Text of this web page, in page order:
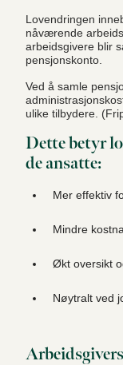
Lovendringen
nåværende
arbeidsgivere blir
pensjonskonto.
Ved å samle
ulike tilbydere.
Dette betyr
de ansatte:
Mer effektiv
Mindre
Økt oversikt
Nøytralt ved